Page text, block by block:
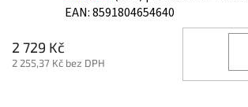
EAN:8591804654640
2 729 Kč
2 255,37 Kč bez DPH